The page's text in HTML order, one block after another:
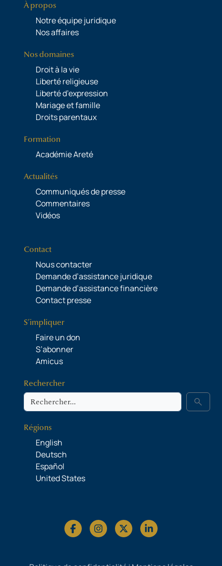
À propos
Notre équipe juridique
Nos affaires
Nos domaines
Droit à la vie
Liberté religieuse
Liberté d’expression
Mariage et famille
Droits parentaux
Formation
Académie Areté
Actualités
Communiqués de presse
Commentaires
Vidéos
Contact
Nous contacter
Demande d’assistance juridique
Demande d’assistance financière
Contact presse
S’impliquer
Faire un don
S’abonner
Amicus
Rechercher
Rechercher search
Régions
English
Deutsch
Español
United States